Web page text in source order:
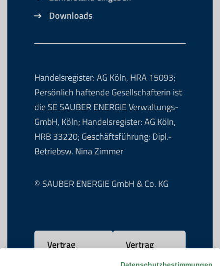
Downloads
Handelsregister: AG Köln, HRA 15093;
Persönlich haftende Gesellschafterin ist
die SE SAUBER ENERGIE Verwaltungs-
GmbH, Köln; Handelsregister: AG Köln,
HRB 33220; Geschäftsführung: Dipl.-
Betriebsw. Nina Zimmer
© SAUBER ENERGIE GmbH & Co. KG
Vertrag
Vertrag
kündigen